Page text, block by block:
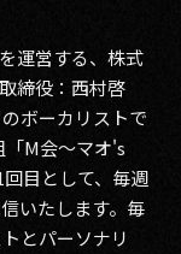
運営する、株式
締役：西村啓
ボーカリストで
「M会～マオ's
目として、毎週
いたします。毎
とパーソナリ